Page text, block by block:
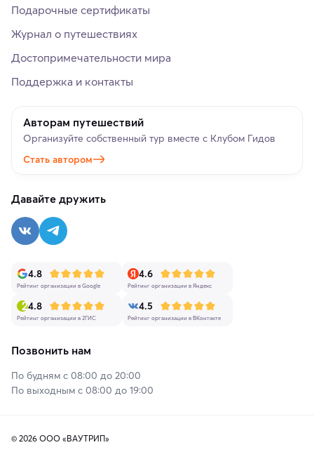
Подарочные сертификаты
Журнал о путешествиях
Достопримечательности мира
Поддержка и контакты
Авторам путешествий
Организуйте собственный тур вместе с Клубом Гидов
Стать автором
Давайте дружить
4.8
Рейтинг организации в Google
4.6
Рейтинг организации в Яндекс
4.8
Рейтинг организации в 2ГИС
4.5
Рейтинг организации в ВКонтакте
Позвонить нам
По будням с 08:00 до 20:00
По выходным с 08:00 до 19:00
© 2026 ООО «ВАУТРИП»